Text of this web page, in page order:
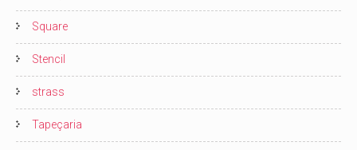
Square
Stencil
strass
Tapeçaria